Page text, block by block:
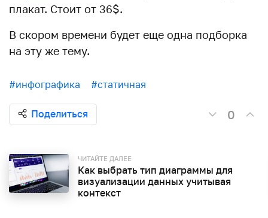
плакат. Стоит от 36$.
В скором времени будет еще одна подборка
на эту же тему.
#инфографика #статичная
Поделиться 0
ЧИТАЙТЕ ДАЛЕЕ
Как выбрать тип диаграммы для
визуализации данных учитывая
контекст